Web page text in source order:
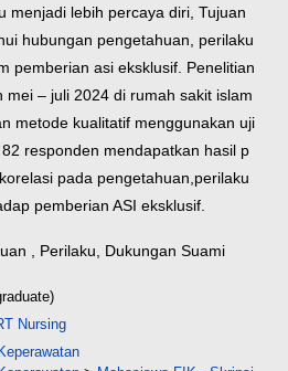
menjadi lebih percaya diri, Tujuan
hubungan pengetahuan, perilaku
pemberian asi eksklusif. Penelitian
– juli 2024 di rumah sakit islam
metode kualitatif menggunakan uji
responden mendapatkan hasil p
pada pengetahuan,perilaku
pemberian ASI eksklusif.
, Perilaku, Dukungan Suami
Nursing